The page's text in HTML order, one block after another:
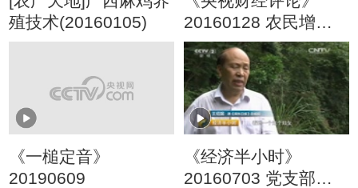
殖技术(20160105)
20160128 农民增收
靠种地还是打工？
《一槌定音》
20190609
《经济半小时》
20160703 党支部里